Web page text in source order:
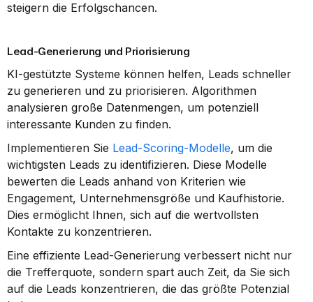
steigern die Erfolgschancen.
Lead-Generierung und Priorisierung
KI-gestützte Systeme können helfen, Leads schneller
zu generieren und zu priorisieren. Algorithmen
analysieren große Datenmengen, um potenziell
interessante Kunden zu finden.
Implementieren Sie Lead-Scoring-Modelle, um die
wichtigsten Leads zu identifizieren. Diese Modelle
bewerten die Leads anhand von Kriterien wie
Engagement, Unternehmensgröße und Kaufhistorie.
Dies ermöglicht Ihnen, sich auf die wertvollsten
Kontakte zu konzentrieren.
Eine effiziente Lead-Generierung verbessert nicht nur
die Trefferquote, sondern spart auch Zeit, da Sie sich
auf die Leads konzentrieren, die das größte Potenzial